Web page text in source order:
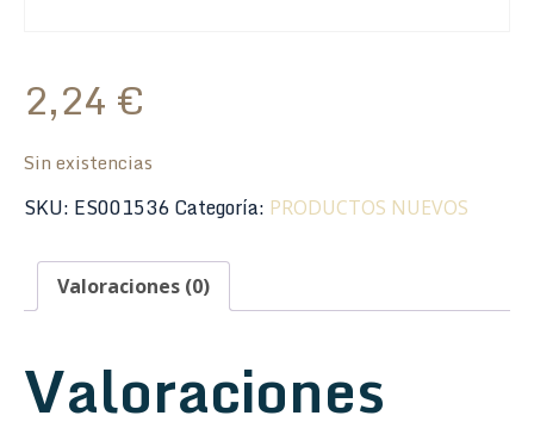
2,24 €
Sin existencias
SKU: ES001536Categoría: PRODUCTOS NUEVOS
Valoraciones (0)
Valoraciones